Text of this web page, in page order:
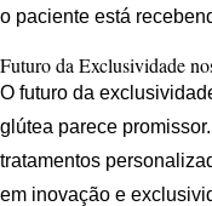
o paciente está
Futuro da Exclusividade
O futuro da
glútea parece
tratamentos
em inovação e